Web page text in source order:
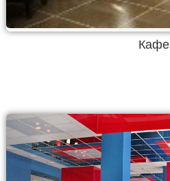
Кафе